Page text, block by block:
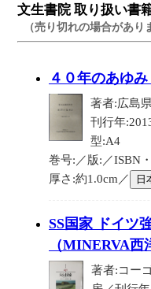
文生書院 取り扱い書
（売り切れの場合があり
４０年のあゆ
著者:広島
刊行年
型:A4
巻号:／版:／ISBN
厚さ:約1.0cm／
日
SS国家 ドイツ
（MINERVA西
著者:コー